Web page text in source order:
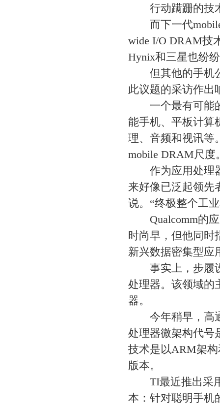
行动蹒跚的技
而下一代mobile
wide I/O DRAM技
Hynix和三星也纷
但其他的手机公
此议题的采访作出
一个最有可能的
能手机、平板计算
理、音频和视讯等
mobile DRAM尺度
作为应用处理器
来好像已泛起领先
说。“终极整个工
Qualcomm的应
时尚早，但他同时
新兴数据密集型应
事实上，步履设
处理器。该领域的
器。
今年稍早，高通
处理器微架构代号
技术是以ARM架
版本。
TI最近推出采用
本：针对聪明手机